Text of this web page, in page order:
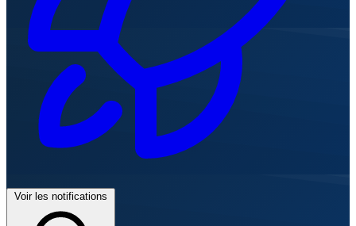
Voir les notifications